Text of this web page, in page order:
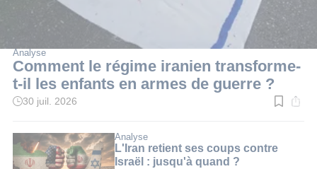
Analyse
Comment le régime iranien transforme-
t-il les enfants en armes de guerre ?
Temps
:
20
min.
30 juil. 2026
Analyse
L'Iran retient ses coups contre
Israël : jusqu'à quand ?